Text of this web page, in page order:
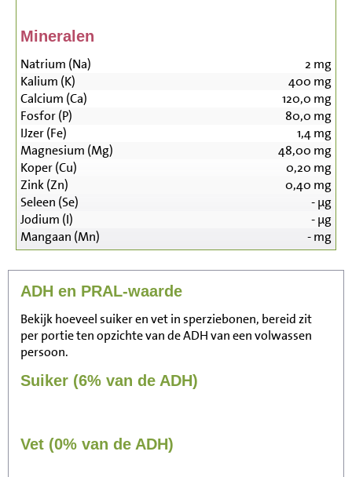
Mineralen
Natrium (Na) 2 mg
Kalium (K)
400 mg
Calcium (Ca)
120,0 mg
Fosfor (P)
80,0 mg
IJzer (Fe)
1,4mg
Magnesium (Mg)
48,00 mg
Koper (Cu)
0,20 mg
Zink (Zn)
0,40 mg
Seleen (Se)
-µg
Jodium (I)
-µg
Mangaan (Mn)
-mg
ADH en PRAL-waarde
Bekijk hoeveel suiker en vet in sperziebonen, bereid zit
per portie ten opzichte van de ADH van een volwassen
persoon.
Suiker (6% van de ADH)
Vet (0% van de ADH)